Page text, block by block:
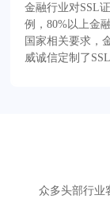
金融行业对SSL
例，80%以上金
国家相关要求，
威诚信定制了
众多头部行业